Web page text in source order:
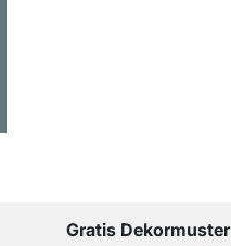
Gratis Dekormuster